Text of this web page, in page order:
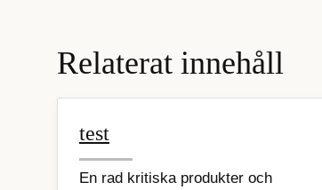
Relaterat innehåll
test
En rad kritiska produkter och